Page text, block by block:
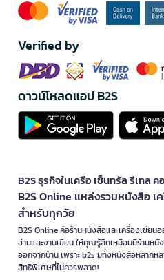
Verified by
ดาวน์โหลดแอป B2S
B2S ธุรกิจในเครือ เซ็นทรัล รีเทล
B2S Online แหล่งรวมหนังสือ เ
สำหรับทุกวัย
B2S Online คือร้านหนังสือและเครื่องเขียน
อ่านและงานเขียน ให้คุณรู้สึกเหมือนมีร้านห
ออกจากบ้าน เพราะ b2s มีทั้งหนังสือหลาก
สิทธิพิเศษที่ไม่ควรพลาด!